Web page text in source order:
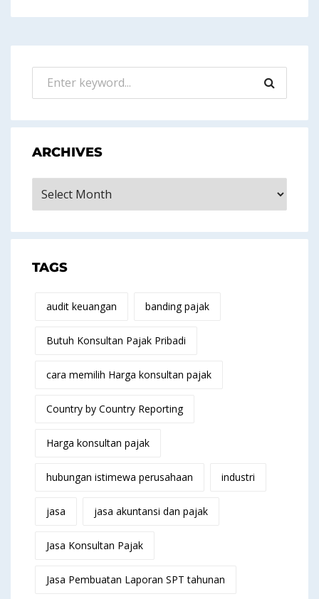
ARCHIVES
TAGS
audit keuangan banding pajak
Butuh Konsultan Pajak Pribadi
cara memilih Harga konsultan pajak
Country by Country Reporting
Harga konsultan pajak
hubungan istimewa perusahaan industri
jasa jasa akuntansi dan pajak
Jasa Konsultan Pajak
Jasa Pembuatan Laporan SPT tahunan